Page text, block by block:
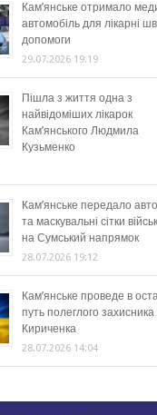
Кам’янське отримало
автомобіль для лікарні
допомоги
29.07.2026 19:19
Пішла з життя одна з
найвідоміших лікарок
Кам’янського Людмила
Кузьменко
Кам’янське передало
та маскувальні сітки
на Сумський напрямок
28.07.2026 19:12
Кам’янське проведе в
путь полеглого захисника
Кириченка
28.07.2026 14:04